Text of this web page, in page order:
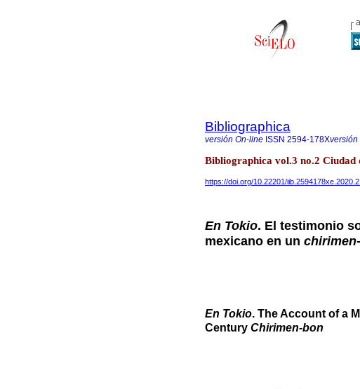
Bibliographica
versión On-line ISSN 2594-178Xversión
Bibliographica vol.3 no.2
https://doi.org/10.22201/
En Tokio. El testimonio
mexicano en un
En Tokio. The Account of a
Century Chirimen-bon